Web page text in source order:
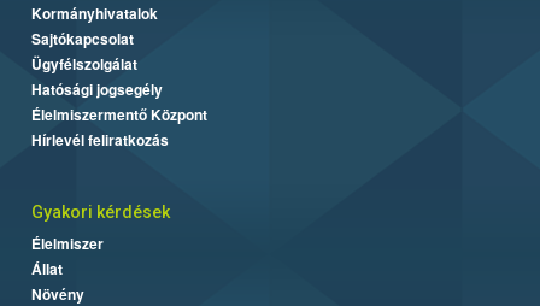
Kormányhivatalok
Sajtókapcsolat
Ügyfélszolgálat
Hatósági jogsegély
Élelmiszermentő Központ
Hírlevél feliratkozás
Gyakori kérdések
Élelmiszer
Állat
Növény